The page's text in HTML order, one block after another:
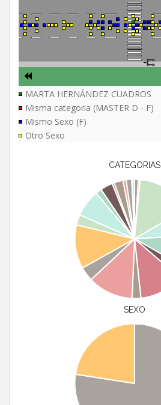
MARTA HERNÁNDEZ CUADROS
Misma categoria (MASTER D - F)
Mismo Sexo (F)
Otro Sexo
CATEGORIAS
SEXO